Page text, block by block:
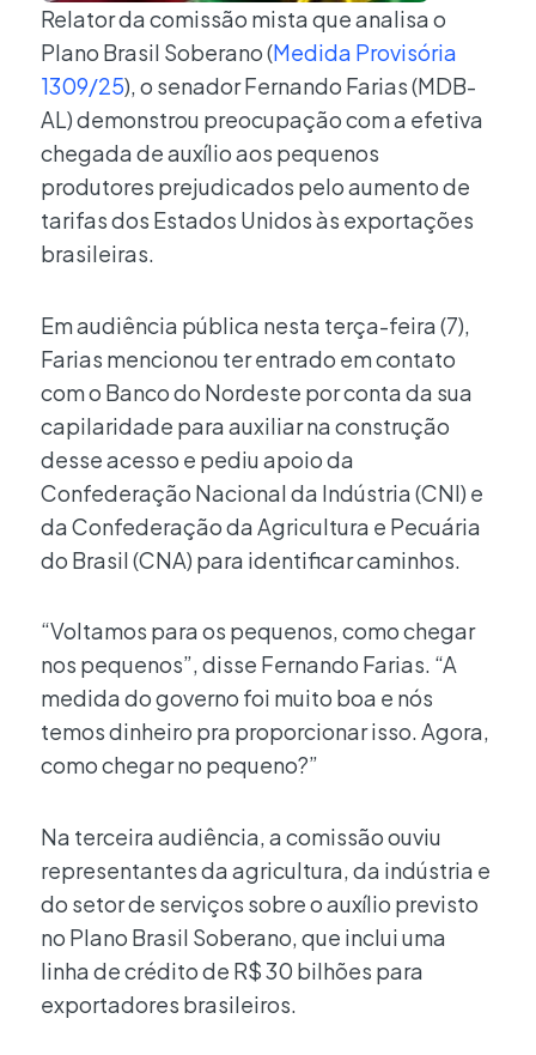
Relator da comissão mista que analisa o
Plano Brasil Soberano (Medida Provisória
1309/25), o senador Fernando Farias (MDB-
AL) demonstrou preocupação com a efetiva
chegada de auxílio aos pequenos
produtores prejudicados pelo aumento de
tarifas dos Estados Unidos às exportações
brasileiras.
Em audiência pública nesta terça-feira (7),
Farias mencionou ter entrado em contato
com o Banco do Nordeste por conta da sua
capilaridade para auxiliar na construção
desse acesso e pediu apoio da
Confederação Nacional da Indústria (CNI) e
da Confederação da Agricultura e Pecuária
do Brasil (CNA) para identificar caminhos.
“Voltamos para os pequenos, como chegar
nos pequenos”, disse Fernando Farias. “A
medida do governo foi muito boa e nós
temos dinheiro pra proporcionar isso. Agora,
como chegar no pequeno?”
Na terceira audiência, a comissão ouviu
representantes da agricultura, da indústria e
do setor de serviços sobre o auxílio previsto
no Plano Brasil Soberano, que inclui uma
linha de crédito de R$ 30 bilhões para
exportadores brasileiros.